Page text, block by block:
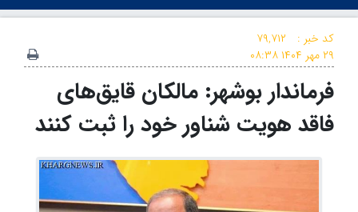
هشدار سطح نارنجی در استان بوشهر صادر شد
کد خبر :
۷۹,۷۱۲
۲۹ مهر ۱۴۰۴
۰۸:۳۸
فرماندار بوشهر: مالکان قایق‌های
فاقد هویت شناور خود را ثبت کنند